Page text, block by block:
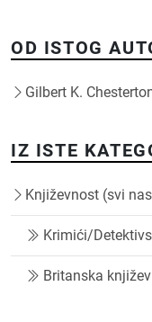
OD ISTOG
Gilbert K.
IZ ISTE
Književnost (svi
Krimići/
Britanska